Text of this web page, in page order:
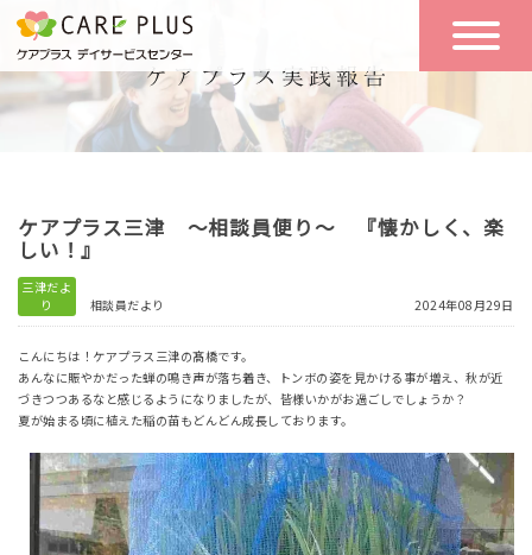
こんな方に
おすすめ
一日の流れ
一日体験
空き状況
実践報告
リクルート
お問い合わせ
体験希望
ケアプラス三津 ～相談員便り～ 『懐かしく、楽
しい！』
三津だよ
り
相談員だより 2024年08月29日
こんにちは！ケアプラス三津の髙橋です。
あんなに賑やかだった蝉の鳴き声が落ち着き、トンボの姿を見かける事が増え、秋が近
づきつつあるなと感じるようになりましたが、皆様いかがお過ごしでしょうか？
夏が始まる頃に植えた稲の苗もどんどん成長しております。